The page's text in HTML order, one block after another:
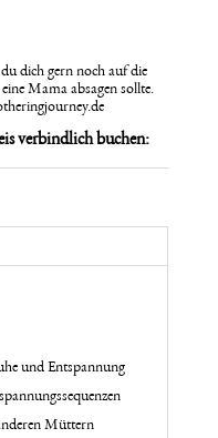
dich gern noch auf die
Mama absagen sollte.
verbindlich buchen:
und Entspannung
Müttern